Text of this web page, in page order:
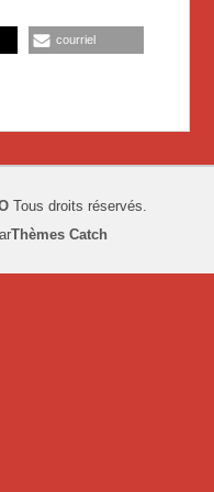
courriel
Tous droits réservés.
Thèmes Catch